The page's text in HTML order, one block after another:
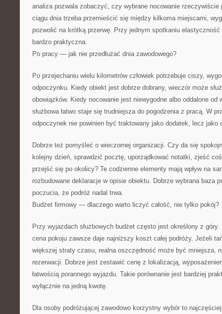
analiza pozwala zobaczyć, czy wybrane nocowanie rzeczywiście
ciągu dnia trzeba przemieścić się między kilkoma miejscami,
pozwolić na krótką przerwę. Przy jednym spotkaniu
bardzo praktyczna.
Po pracy — jak nie przedłużać dnia zawodowego?
Po przejechaniu wielu kilometrów człowiek potrzebuje ciszy,
odpoczynku. Kiedy obiekt jest dobrze dobrany, wieczór może
obowiązków. Kiedy nocowanie jest niewygodne albo oddalone od
służbowa łatwo staje się trudniejsza do pogodzenia z pracą. W
odpoczynek nie powinien być traktowany jako dodatek, lecz jako
Dobrze też pomyśleć o wieczornej organizacji. Czy da się
kolejny dzień, sprawdzić pocztę, uporządkować notatki, zjeść
przejść się po okolicy? Te codzienne elementy mają wpływ na
rozbudowane deklaracje w opisie obiektu. Dobrze wybrana baza
poczucia, że podróż nadal trwa.
Budżet firmowy — dlaczego warto liczyć całość, nie tylko pokój?
Przy wyjazdach służbowych budżet często jest określony z
cena pokoju zawsze daje najniższy koszt całej podróży. Jeżeli
większej straty czasu, realna oszczędność może być mniejsza,
rezerwacji. Dobrze jest zestawić cenę z lokalizacją,
łatwością porannego wyjazdu. Takie porównanie jest bardziej
wyłącznie na jedną kwotę.
Dla osoby podróżującej zawodowo korzystny wybór to